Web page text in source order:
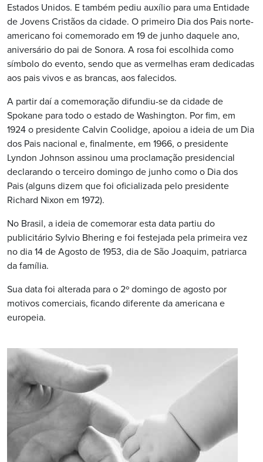
Estados Unidos. E também pediu auxílio para uma Entidade
de Jovens Cristãos da cidade. O primeiro Dia dos Pais norte-
americano foi comemorado em 19 de junho daquele ano,
aniversário do pai de Sonora. A rosa foi escolhida como
símbolo do evento, sendo que as vermelhas eram dedicadas
aos pais vivos e as brancas, aos falecidos.
A partir daí a comemoração difundiu-se da cidade de
Spokane para todo o estado de Washington. Por fim, em
1924 o presidente Calvin Coolidge, apoiou a ideia de um Dia
dos Pais nacional e, finalmente, em 1966, o presidente
Lyndon Johnson assinou uma proclamação presidencial
declarando o terceiro domingo de junho como o Dia dos
Pais (alguns dizem que foi oficializada pelo presidente
Richard Nixon em 1972).
No Brasil, a ideia de comemorar esta data partiu do
publicitário Sylvio Bhering e foi festejada pela primeira vez
no dia 14 de Agosto de 1953, dia de São Joaquim, patriarca
da família.
Sua data foi alterada para o 2º domingo de agosto por
motivos comerciais, ficando diferente da americana e
europeia.